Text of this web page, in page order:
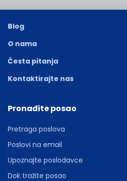
Blog
O nama
Česta pitanja
Kontaktirajte nas
Pronađite posao
Pretraga poslova
Poslovi na email
Upoznajte poslodavce
Dok tražite posao